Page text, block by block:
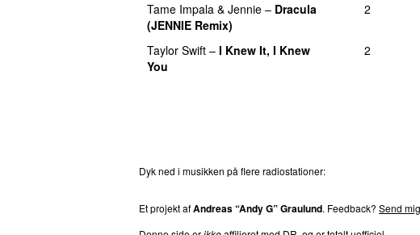
Tame Impala & Jennie – Dracula
(JENNIE Remix)
2
Taylor Swift – I Knew It, I Knew
You
2
Dyk ned i musikken på flere radiostationer:
Et projekt afAndreas “Andy G” Graulund. Feedback? Send